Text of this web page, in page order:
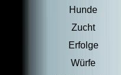
Hunde
Zucht
Erfolge
Würfe